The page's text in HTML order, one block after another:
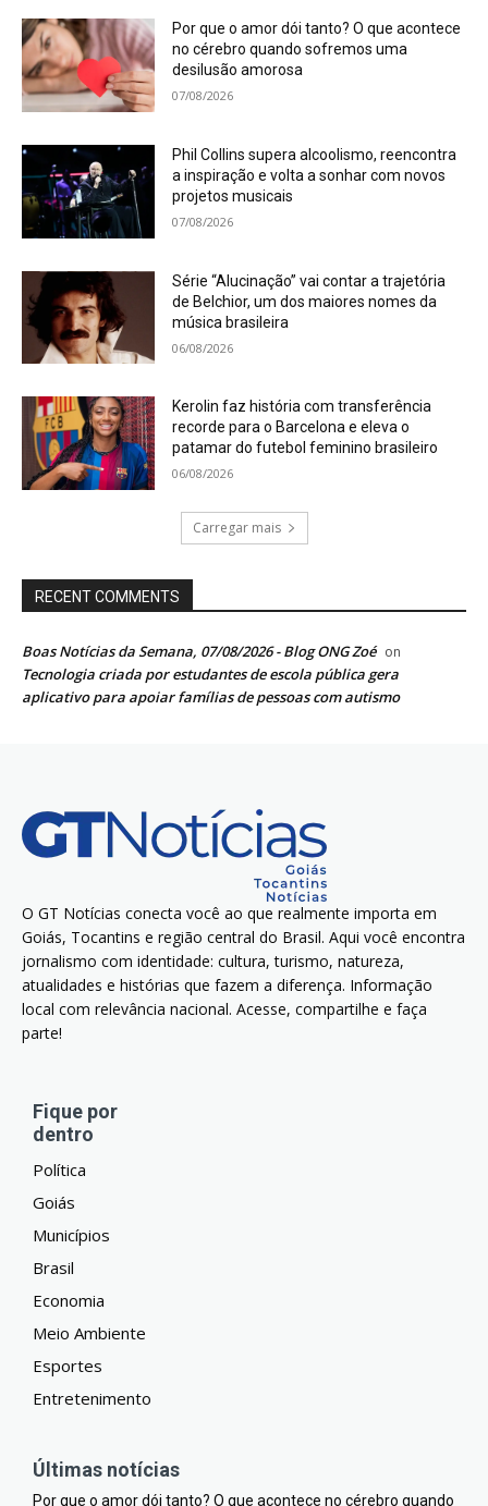
Por que o amor dói tanto? O que acontece
no cérebro quando sofremos uma
desilusão amorosa
07/08/2026
Phil Collins supera alcoolismo, reencontra
a inspiração e volta a sonhar com novos
projetos musicais
07/08/2026
Série “Alucinação” vai contar a trajetória
de Belchior, um dos maiores nomes da
música brasileira
06/08/2026
Kerolin faz história com transferência
recorde para o Barcelona e eleva o
patamar do futebol feminino brasileiro
06/08/2026
Carregar mais
RECENT COMMENTS
Boas Notícias da Semana, 07/08/2026 - Blog ONG Zoé on
Tecnologia criada por estudantes de escola pública gera
aplicativo para apoiar famílias de pessoas com autismo
O GT Notícias conecta você ao que realmente importa em
Goiás, Tocantins e região central do Brasil. Aqui você encontra
jornalismo com identidade: cultura, turismo, natureza,
atualidades e histórias que fazem a diferença. Informação
local com relevância nacional. Acesse, compartilhe e faça
parte!
Fique por
dentro
Política
Goiás
Municípios
Brasil
Economia
Meio Ambiente
Esportes
Entretenimento
Últimas notícias
Por que o amor dói tanto? O que acontece no cérebro quando